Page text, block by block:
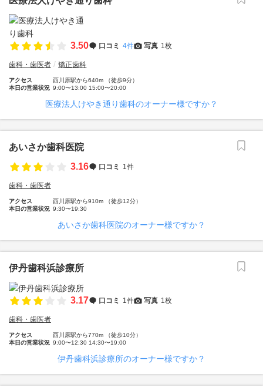
3.50 口コミ 4件 写真 1枚
歯科・歯医者 矯正歯科
アクセス
西川原駅から640m （徒歩9分）
本日の営業状況 9:00〜13:00 15:00〜20:00
医療法人けやき通り歯科のオーナー様ですか？
あいさか歯科医院
3.16
口コミ 1件
歯科・歯医者
アクセス
西川原駅から910m （徒歩12分）
本日の営業状況 9:30〜19:30
あいさか歯科医院のオーナー様ですか？
伊丹歯科浜診療所
3.17 口コミ 1件 写真 1枚
歯科・歯医者
アクセス
西川原駅から770m （徒歩10分）
本日の営業状況 9:00〜12:30 14:30〜19:00
伊丹歯科浜診療所のオーナー様ですか？